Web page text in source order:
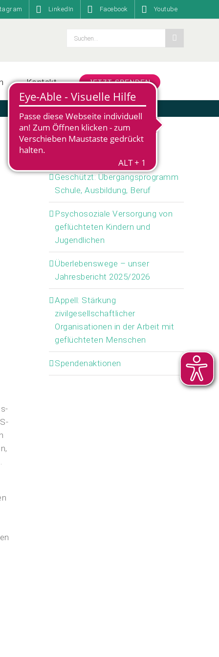
LinkedIn Facebook Youtube
Suche
Kontakt JETZT SPENDEN
Geschützt: Übergangsprogramm
Schule, Ausbildung, Beruf
Psychosoziale Versorgung von
geflüchteten Kindern und
Jugendlichen
Überlebenswege – unser
Jahresbericht 2025/2026
Appell: Stärkung
zivilgesellschaftlicher
Organisationen in der Arbeit mit
geflüchteten Menschen
Spendenaktionen